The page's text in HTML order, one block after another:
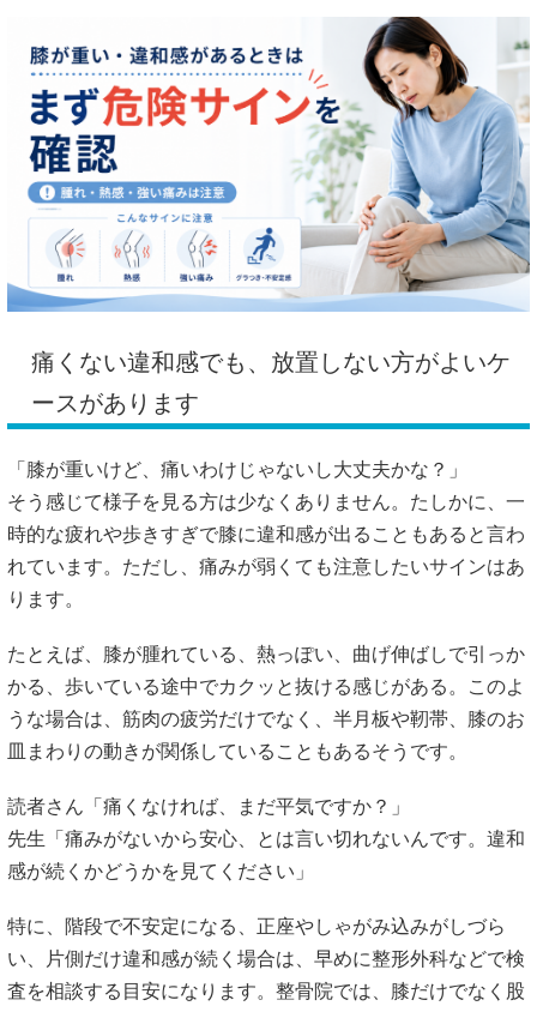
痛くない違和感でも、放置しない方がよいケ
ースがあります
「膝が重いけど、痛いわけじゃないし大丈夫かな？」
そう感じて様子を見る方は少なくありません。たしかに、一
時的な疲れや歩きすぎで膝に違和感が出ることもあると言わ
れています。ただし、痛みが弱くても注意したいサインはあ
ります。
たとえば、膝が腫れている、熱っぽい、曲げ伸ばしで引っか
かる、歩いている途中でカクッと抜ける感じがある。このよ
うな場合は、筋肉の疲労だけでなく、半月板や靭帯、膝のお
皿まわりの動きが関係していることもあるそうです。
読者さん「痛くなければ、まだ平気ですか？」
先生「痛みがないから安心、とは言い切れないんです。違和
感が続くかどうかを見てください」
特に、階段で不安定になる、正座やしゃがみ込みがしづら
い、片側だけ違和感が続く場合は、早めに整形外科などで検
査を相談する目安になります。整骨院では、膝だけでなく股